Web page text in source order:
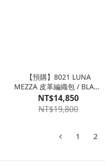
【預購】8021 LUNA
MEZZA 皮革編織包 / BLACK
黑
NT$14,850
NT$19,800
1 2